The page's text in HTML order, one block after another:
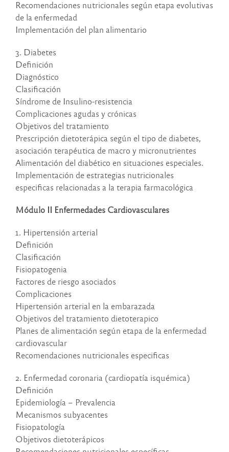
Recomendaciones nutricionales según etapa evolutivas
de la enfermedad
Implementación del plan alimentario
3. Diabetes
Definición
Diagnóstico
Clasificación
Síndrome de Insulino-resistencia
Complicaciones agudas y crónicas
Objetivos del tratamiento
Prescripción dietoterápica según el tipo de diabetes,
asociación terapéutica de macro y micronutrientes
Alimentación del diabético en situaciones especiales.
Implementación de estrategias nutricionales
especificas relacionadas a la terapia farmacológica
Módulo II Enfermedades Cardiovasculares
1. Hipertensión arterial
Definición
Clasificación
Fisiopatogenia
Factores de riesgo asociados
Complicaciones
Hipertensión arterial en la embarazada
Objetivos del tratamiento dietoterapico
Planes de alimentación según etapa de la enfermedad
cardiovascular
Recomendaciones nutricionales especificas
2. Enfermedad coronaria (cardiopatía isquémica)
Definición
Epidemiología – Prevalencia
Mecanismos subyacentes
Fisiopatología
Objetivos dietoterápicos